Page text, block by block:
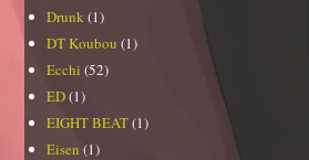
Drunk (1)
DT Koubou (1)
Ecchi (52)
ED(1)
EIGHT BEAT(1)
Eisen (1)